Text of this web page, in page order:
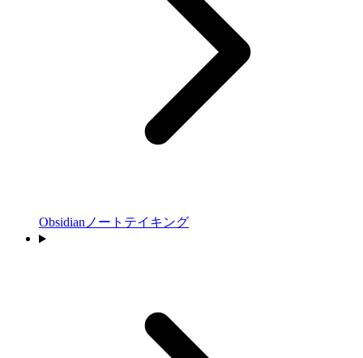
Obsidianノートテイキング